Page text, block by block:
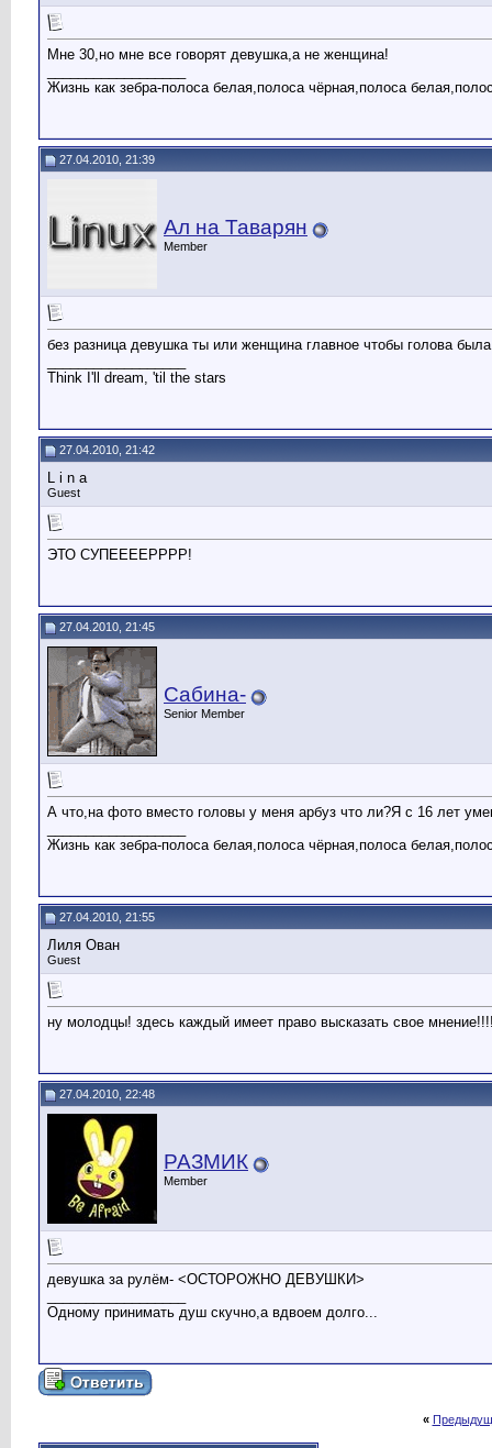
Мне 30,но мне все говорят девушка,а не женщина!
Жизнь как зебра-полоса белая,полоса чёрная,полоса
27.04.2010, 21:39
Ал на Таварян
Member
без разница девушка ты или женщина главное чтобы голова
Think I'll dream, 'til the stars
27.04.2010, 21:42
L i n a
Guest
ЭТО СУПЕЕЕЕРРРР!
27.04.2010, 21:45
Сабина-
Senior Member
А что,на фото вместо головы у меня арбуз что ли?Я с 16 лет
Жизнь как зебра-полоса белая,полоса чёрная,полоса
27.04.2010, 21:55
Лиля Ован
Guest
ну молодцы! здесь каждый имеет право высказать свое
27.04.2010, 22:48
РАЗМИК
Member
девушка за рулём- <ОСТОРОЖНО ДЕВУШКИ>
Одному принимать душ скучно,а вдвоем долго...
«